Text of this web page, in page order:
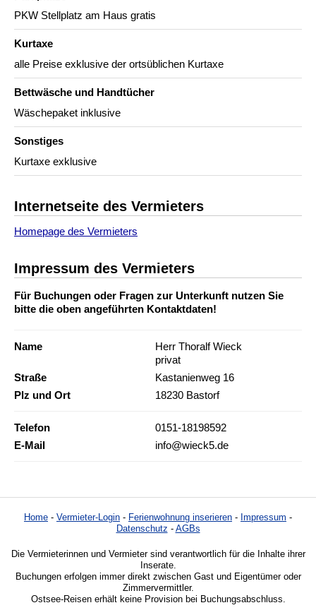
PKW Stellplatz am Haus gratis
Kurtaxe
alle Preise exklusive der ortsüblichen Kurtaxe
Bettwäsche und Handtücher
Wäschepaket inklusive
Sonstiges
Kurtaxe exklusive
Internetseite des Vermieters
Homepage des Vermieters
Impressum des Vermieters
Für Buchungen oder Fragen zur Unterkunft nutzen Sie
bitte die oben angeführten Kontaktdaten!
Name
Herr Thoralf Wieck
privat
Straße
Kastanienweg 16
Plz und Ort
18230 Bastorf
Telefon
0151-18198592
E-Mail
info@wieck5.de
Home - Vermieter-Login - Ferienwohnung inserieren - Impressum -
Datenschutz - AGBs
Die Vermieterinnen und Vermieter sind verantwortlich für die Inhalte ihrer
Inserate.
Buchungen erfolgen immer direkt zwischen Gast und Eigentümer oder
Zimmervermittler.
Ostsee-Reisen erhält keine Provision bei Buchungsabschluss.